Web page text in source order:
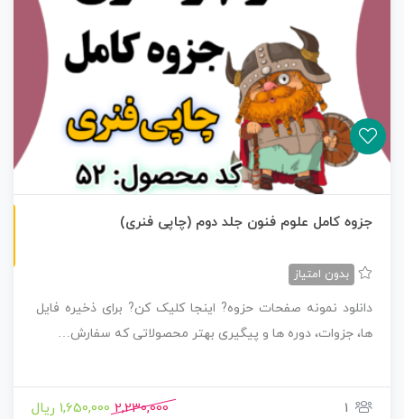
جزوه کامل علوم فنون جلد دوم (چاپی فنری)
بدون امتیاز
دانلود نمونه صفحات حزوه? اینجا کلیک کن? برای ذخیره فایل
ها، جزوات، دوره ها و پیگیری بهتر محصولاتی که سفارش…
1
2,230,000 1,650,000 ریال